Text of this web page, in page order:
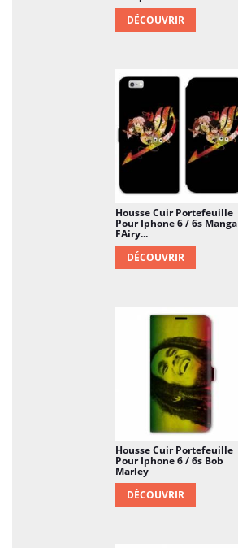
DÉCOUVRIR
Housse Cuir Portefeuille
Pour Iphone 6 / 6s Manga
FAiry...
DÉCOUVRIR
Housse Cuir Portefeuille
Pour Iphone 6 / 6s Bob
Marley
DÉCOUVRIR